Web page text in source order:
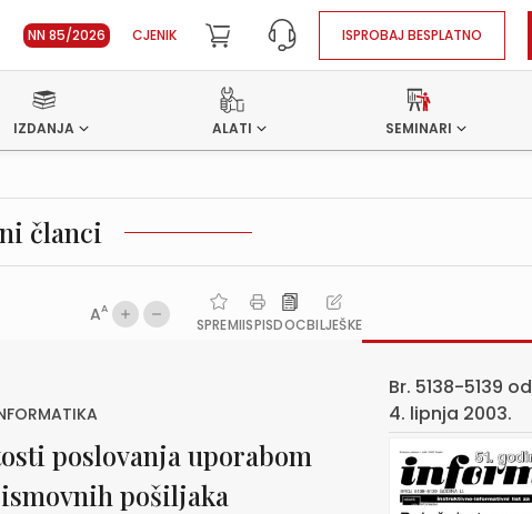
NN 85/2026 CJENIK ISPROBAJ BESPLATNO
IZDANJA ALATI SEMINARI
članci
AA
SPREMIISPISDOCBILJEŠKE
poslovanja uporabom
pošiljaka
Br. 5138-5139 od
4. lipnja 2003.